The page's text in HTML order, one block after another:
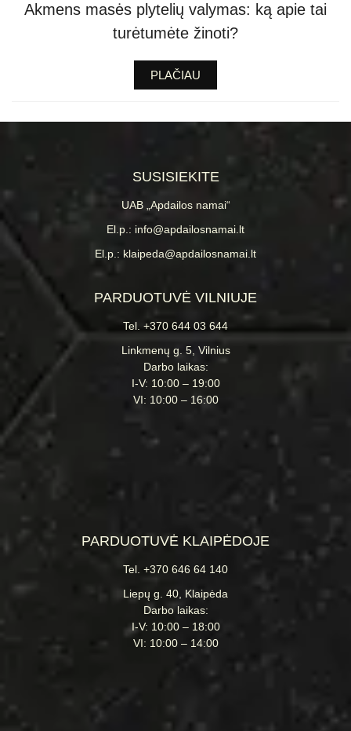
Akmens masės plytelių valymas: ką apie tai
turėtumėte žinoti?
PLAČIAU
SUSISIEKITE
UAB „Apdailos namai“
El.p.: info@apdailosnamai.lt
El.p.: klaipeda@apdailosnamai.lt
PARDUOTUVĖ VILNIUJE
Tel. +370 644 03 644
Linkmenų g. 5, Vilnius
Darbo laikas:
I-V: 10:00 – 19:00
VI: 10:00 – 16:00
PARDUOTUVĖ KLAIPĖDOJE
Tel. +370 646 64 140
Liepų g. 40, Klaipėda
Darbo laikas:
I-V: 10:00 – 18:00
VI: 10:00 – 14:00